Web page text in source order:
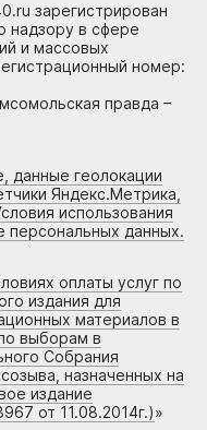
зарегистрирован
надзору в сфере
и массовых
номер:
правда –
данные геолокации
Яндекс.Метрика,
использования
персональных данных.
оплаты услуг по
издания для
материалов в
выборам в
Собрания
назначенных на
издание
от 11.08.2014г.)»